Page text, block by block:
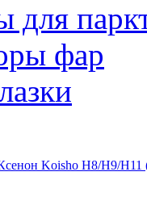
для
фар
Koisho H8/H9/H11